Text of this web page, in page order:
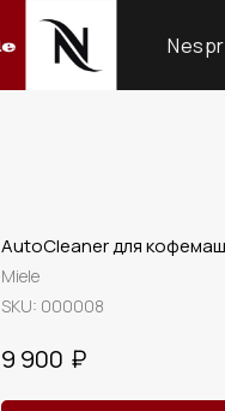
AutoCleaner для
Miele
SKU: 000008
9 900 ₽